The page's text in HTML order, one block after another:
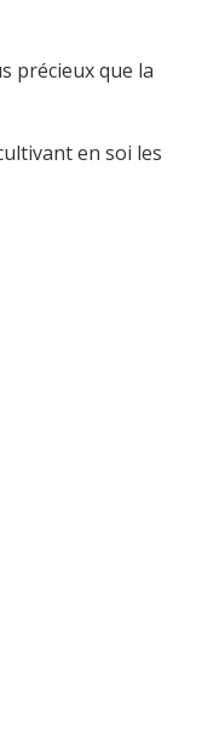
précieux que la
en soi les